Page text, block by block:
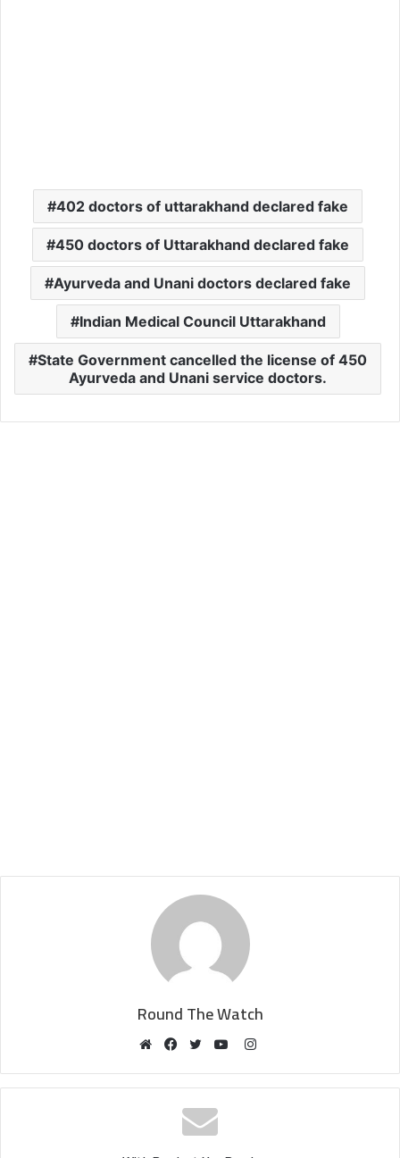
402 doctors of uttarakhand declared fake
450 doctors of Uttarakhand declared fake
Ayurveda and Unani doctors declared fake
Indian Medical Council Uttarakhand
State Government cancelled the license of 450
Ayurveda and Unani service doctors.
Round The Watch
Instagram